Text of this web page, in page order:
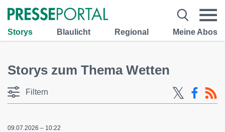
Storys Blaulicht Regional Meine Abos
Storys zum Thema Wetten
Filtern
09.07.2026 – 10:22